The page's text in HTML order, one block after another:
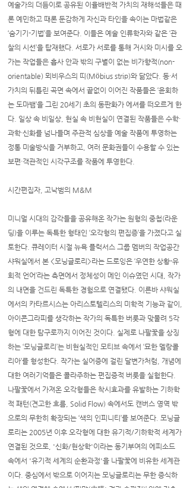
예술가의 더듬이로 공유된 이율배반적 가치의 재해석들은 때
론 예민하고 때론 둔감하게 자신과 타인을 속이는 마법같은
‘숨기기-기법’을 보여준다. 이들은 예술 인류학자와 같은 ‘관
찰의 시선’을 탑재했다. 서로가 서로를 통해 거시와 미시를 오
가는 작업들은 흡사 안과 밖의 구별이 없는 비가향적(non-
orientable) 뫼비우스의 띠(Möbius strip)와 닮았다. 동·서
가치의 뒤틀린 곡면 속에서 끝없이 이어진 작품들은 ‘윤회하
는 도마뱀’을 그린 20세기 초의 동판화가 에셔를 떠오르게 한
다. 일상 속 비일상, 현실 속 비현실이 연결된 작품들은 수학·
과학·신화를 넘나들며 주관적 심상을 예술 작품에 투영하는
정통 미술방식을 거부하고, 여러 문화권들이 수용할 수 있는
보편·객관적인 시각구조를 작품에 투영한다.
시간편집자, 고낙범의 M&M
미니멀 시대의 감각들을 공유해온 작가는 원형의 중첩(라운
딩)을 이루는 독특한 형태인 ‘오각형의 편집증’을 가졌다고 실
토한다. 큐레이터 시절 뉴욕 플럭서스 그룹 멤버의 작업공간
샤워실에서 본 <모닝글로리>라는 드로잉은 ‘우연한 상황-유
희적 언어’라는 측면에서 정체성이 메인 이슈였던 시대, 작가
의 내면을 건드린 독특한 경험으로 연결됐다. 이른바 샤워실
에서의 카타르시스는 아리스토텔리스의 미학적 기능과 같이,
아이콘그라피를 생각하는 작가의 독특한 버릇과 맞물려 5각
형에 대한 탐구로까지 이어진 것이다. 실제로 나팔꽃을 상징
하는 ‘모닝글로리’는 비현실적인 모티브 속에서 ‘묘한 멜랑콜
리아’를 형성한다. 작가는 실어증에 걸린 달변가처럼, 개념에
대한 여러기억들은 콜라주하는 편집증적 버릇을 실험한다.
나팔꽃에서 가져온 오각형들은 착시효과를 유발하는 기하학
적 패턴(견고한 흐름, Solid Flow) 속에서도 캔버스 영역 밖
으로의 무한히 확장되는 ‘색의 인피니티’를 보여준다. 모닝글
로리는 2005년 이후 오각형에 대한 유기적/기하학적 세계가
연결된 것으로, '신화/현상학'이라는 동기부여의 에피소드
속에서 '유기적 세계의 순환과정'을 나팔꽃에 비유한 세계관
이다. 중심에서 밖으로 이어지는 모닝글로리는 무한 증식하